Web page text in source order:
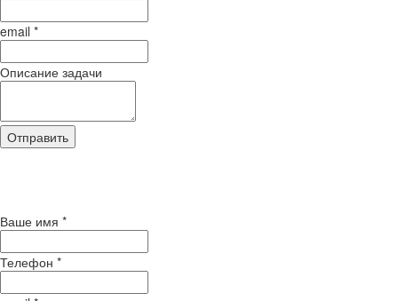
email *
Описание задачи
Отправить
Ваше имя *
Телефон *